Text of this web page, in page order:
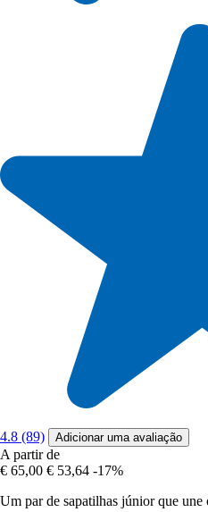
4.8 (89) Adicionar uma avaliação
A partir de
€ 65,00 € 53,64 -17%
Um par de sapatilhas júnior que